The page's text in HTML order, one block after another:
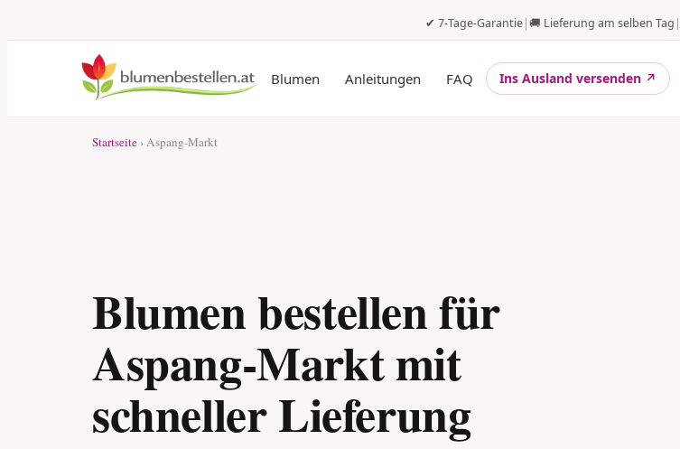
✔ 7-Tage-Garantie|🚚 Lieferung am selben Tag |
Blumen Anleitungen FAQ Ins Ausland versenden ↗
Startseite › Aspang-Markt
Blumen bestellen für
Aspang-Markt mit
schneller Lieferung